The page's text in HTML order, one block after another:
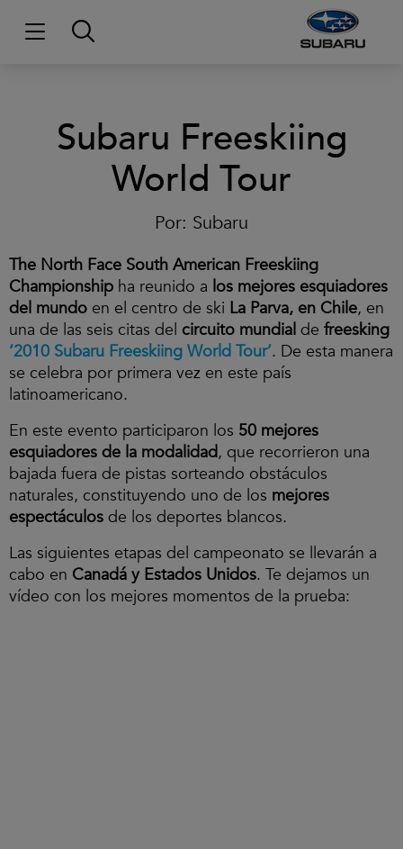
Subaru Freeskiing
World Tour
Por: Subaru
The North Face South American Freeskiing
Championship ha reunido a los mejores esquiadores
del mundo en el centro de ski La Parva, en Chile, en
una de las seis citas del circuito mundial de freesking
‘2010 Subaru Freeskiing World Tour’. De esta manera
se celebra por primera vez en este país
latinoamericano.
En este evento participaron los 50 mejores
esquiadores de la modalidad, que recorrieron una
bajada fuera de pistas sorteando obstáculos
naturales, constituyendo uno de los mejores
espectáculos de los deportes blancos.
Las siguientes etapas del campeonato se llevarán a
cabo en Canadá y Estados Unidos. Te dejamos un
vídeo con los mejores momentos de la prueba: